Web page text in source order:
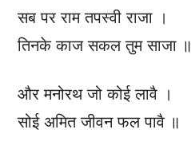
सब पर राम तपस्वी राजा ।
तिनके काज सकल तुम साजा ॥
और मनोरथ जो कोई लावै ।
सोई अमित जीवन फल पावै ॥